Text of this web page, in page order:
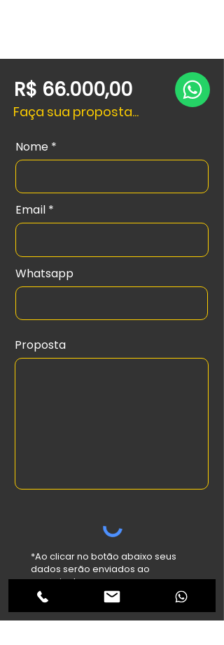
R$ 66.000,00
Faça sua proposta...
Nome
Email
Whatsapp
Proposta
*Ao clicar no botão abaixo seus
dados serão enviados ao
anunciante.
Enviar